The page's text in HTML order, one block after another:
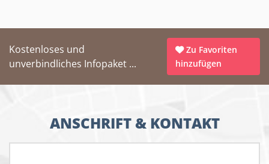
Kostenloses und
unverbindliches Infopaket ...
Zu Favoriten
hinzufügen
ANSCHRIFT & KONTAKT